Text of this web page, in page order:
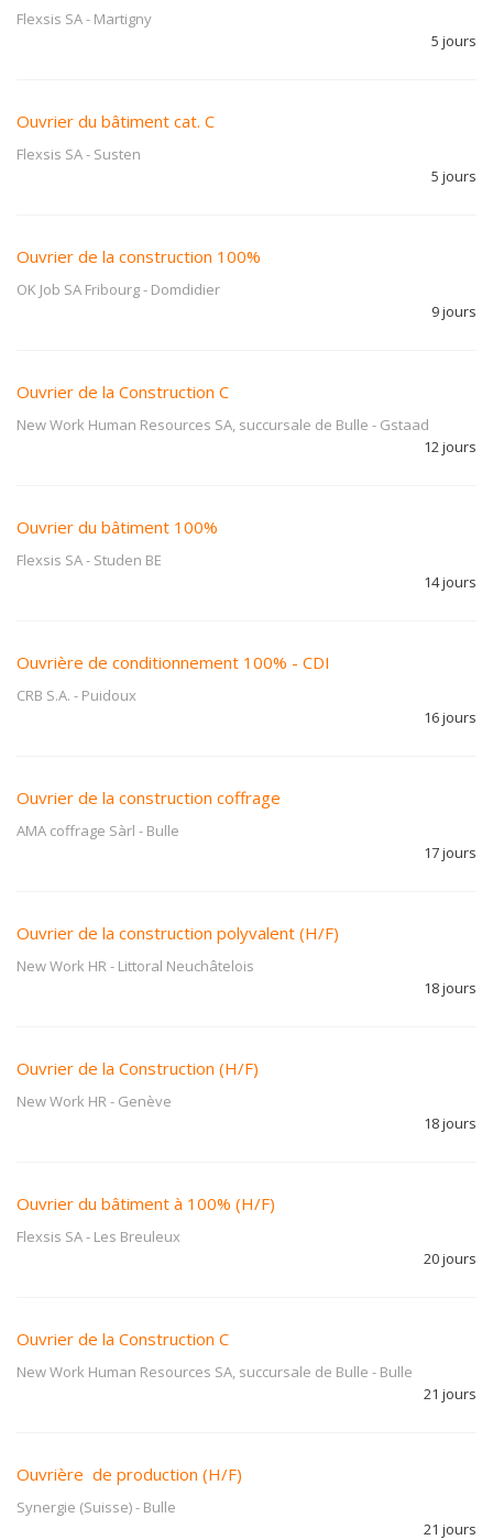
Flexsis SA- Martigny
5 jours
Ouvrier du bâtiment cat. C
Flexsis SA- Susten
5 jours
Ouvrier de la construction 100%
OK Job SA Fribourg- Domdidier
9 jours
Ouvrier de la Construction C
New Work Human Resources SA, succursale de Bulle - Gstaad
12 jours
Ouvrier du bâtiment 100%
Flexsis SA- Studen BE
14 jours
Ouvrière de conditionnement 100% - CDI
CRB S.A. - Puidoux
16 jours
Ouvrier de la construction coffrage
AMA coffrage Sàrl - Bulle
17 jours
Ouvrier de la construction polyvalent (H/F)
New Work HR- Littoral Neuchâtelois
18 jours
Ouvrier de la Construction (H/F)
New Work HR- Genève
18 jours
Ouvrier du bâtiment à 100% (H/F)
Flexsis SA- Les Breuleux
20 jours
Ouvrier de la Construction C
New Work Human Resources SA, succursale de Bulle - Bulle
21 jours
Ouvrière de production (H/F)
Synergie (Suisse)- Bulle
21 jours